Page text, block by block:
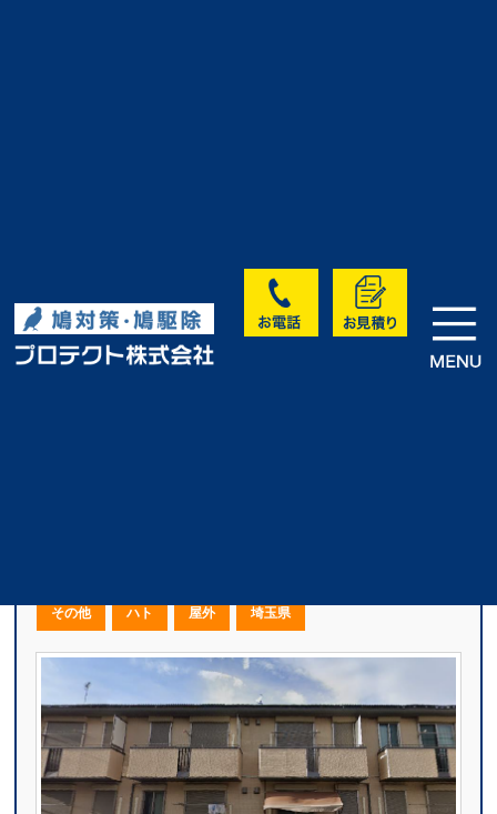
HOME>実績・お客様の声>未分類>アパート太陽光パネルの鳩糞害
対策作業｜埼玉県
その他 ハト 屋外 埼玉県